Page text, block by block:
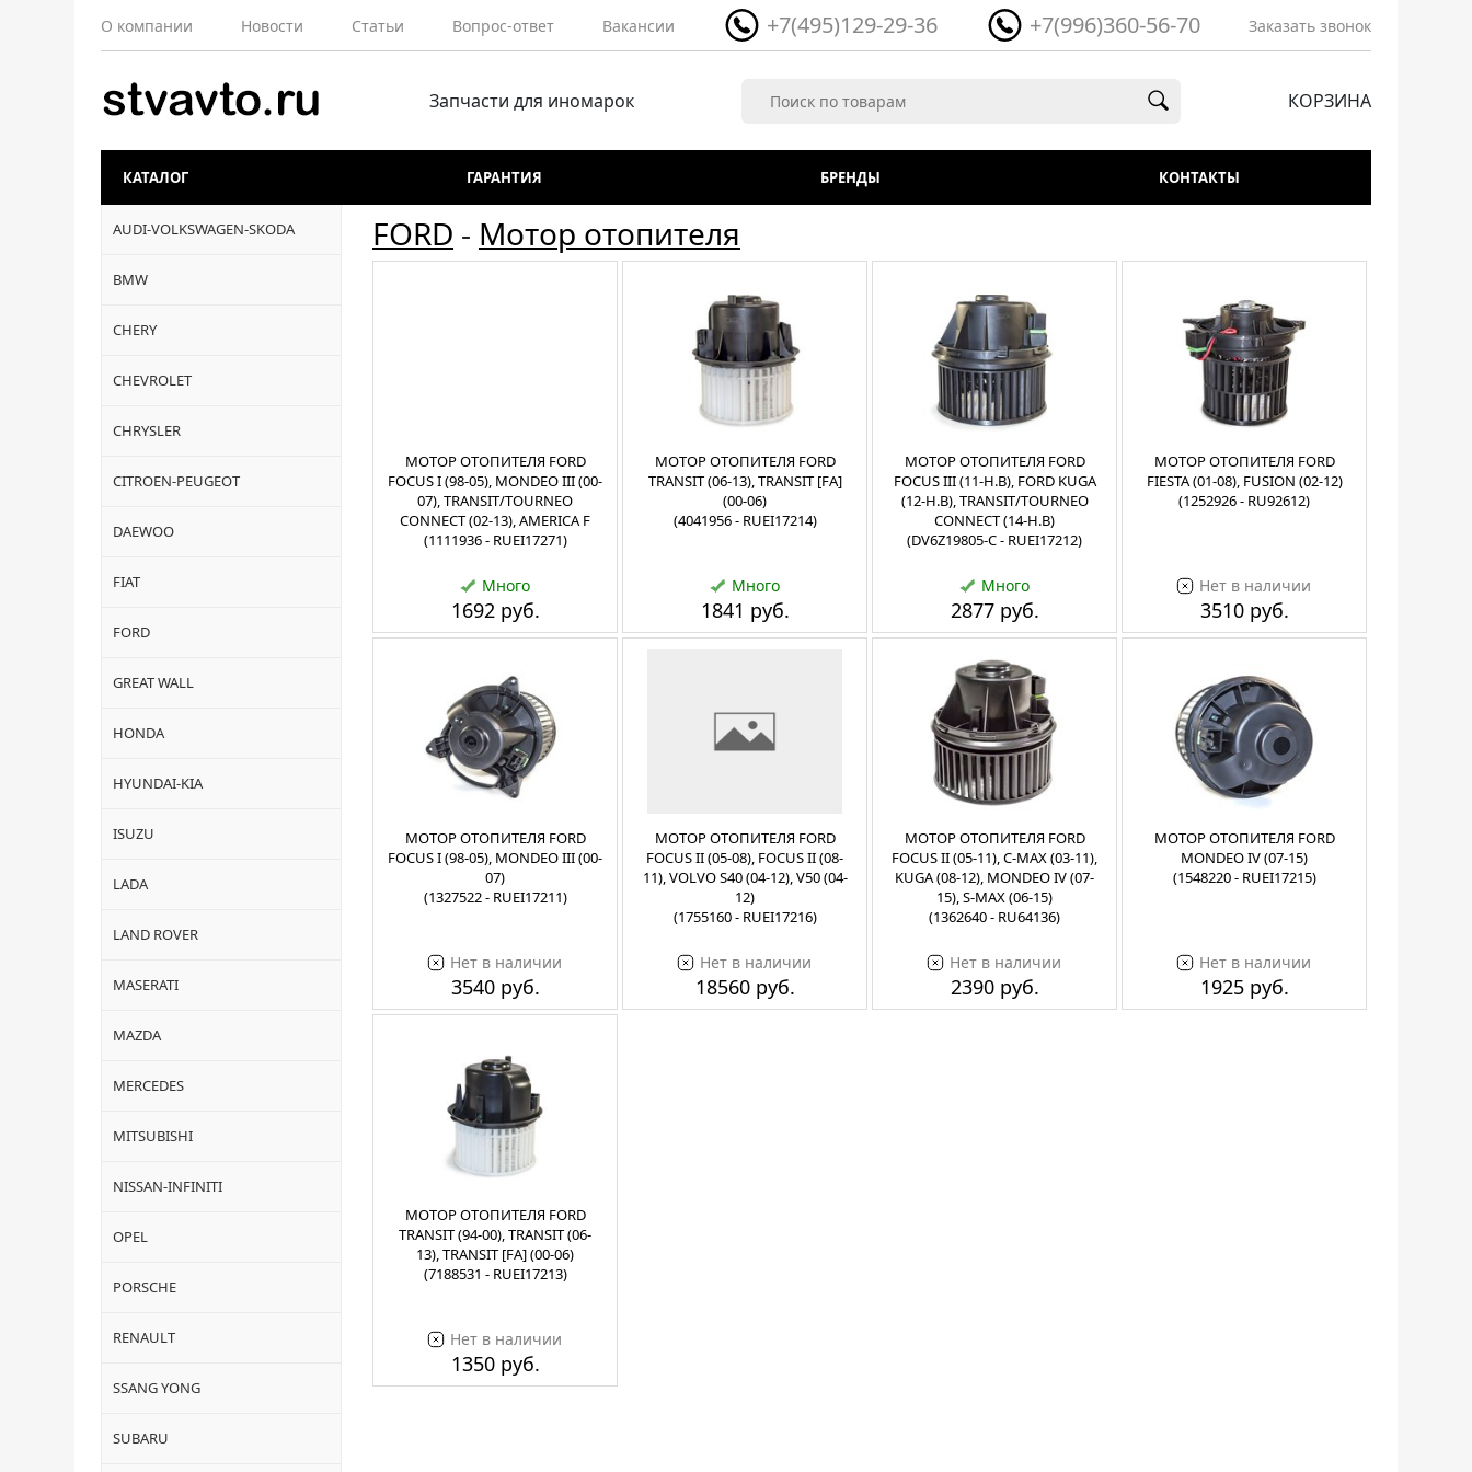
О компании Новости Статьи Вопрос-ответ Вакансии +7(495)129-29-36 +7(996)360-56-70 Заказать звонок
Запчасти для иномарок КОРЗИНА
КАТАЛОГ ГАРАНТИЯ БРЕНДЫ КОНТАКТЫ
AUDI-VOLKSWAGEN-SKODA
BMW
CHERY
CHEVROLET
CHRYSLER
CITROEN-PEUGEOT
DAEWOO
FIAT
FORD
GREAT WALL
HONDA
HYUNDAI-KIA
ISUZU
LADA
LAND ROVER
MASERATI
MAZDA
MERCEDES
MITSUBISHI
NISSAN-INFINITI
OPEL
PORSCHE
RENAULT
SSANG YONG
SUBARU
FORD - Мотор отопителя
МОТОР ОТОПИТЕЛЯ FORD
FOCUS I (98-05), MONDEO III (00-
07), TRANSIT/TOURNEO
CONNECT (02-13), AMERICA F
(1111936 - RUEI17271)
Много
1692 руб.
МОТОР ОТОПИТЕЛЯ FORD
TRANSIT (06-13), TRANSIT [FA]
(00-06)
(4041956 - RUEI17214)
Много
1841 руб.
МОТОР ОТОПИТЕЛЯ FORD
FOCUS III (11-Н.В), FORD KUGA
(12-Н.В), TRANSIT/TOURNEO
CONNECT (14-Н.В)
(DV6Z19805-C - RUEI17212)
Много
2877 руб.
МОТОР ОТОПИТЕЛЯ FORD
FIESTA (01-08), FUSION (02-12)
(1252926 - RU92612)
Нет в наличии
3510 руб.
МОТОР ОТОПИТЕЛЯ FORD
FOCUS I (98-05), MONDEO III (00-
07)
(1327522 - RUEI17211)
Нет в наличии
3540 руб.
МОТОР ОТОПИТЕЛЯ FORD
FOCUS II (05-08), FOCUS II (08-
11), VOLVO S40 (04-12), V50 (04-
12)
(1755160 - RUEI17216)
Нет в наличии
18560 руб.
МОТОР ОТОПИТЕЛЯ FORD
FOCUS II (05-11), C-MAX (03-11),
KUGA (08-12), MONDEO IV (07-
15), S-MAX (06-15)
(1362640 - RU64136)
Нет в наличии
2390 руб.
МОТОР ОТОПИТЕЛЯ FORD
MONDEO IV (07-15)
(1548220 - RUEI17215)
Нет в наличии
1925 руб.
МОТОР ОТОПИТЕЛЯ FORD
TRANSIT (94-00), TRANSIT (06-
13), TRANSIT [FA] (00-06)
(7188531 - RUEI17213)
Нет в наличии
1350 руб.